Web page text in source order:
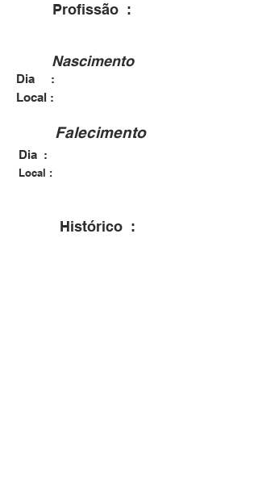
Nascimento
Dia :
Local :
Profissão :
Histórico :
Dia :
Falecimento
Local :